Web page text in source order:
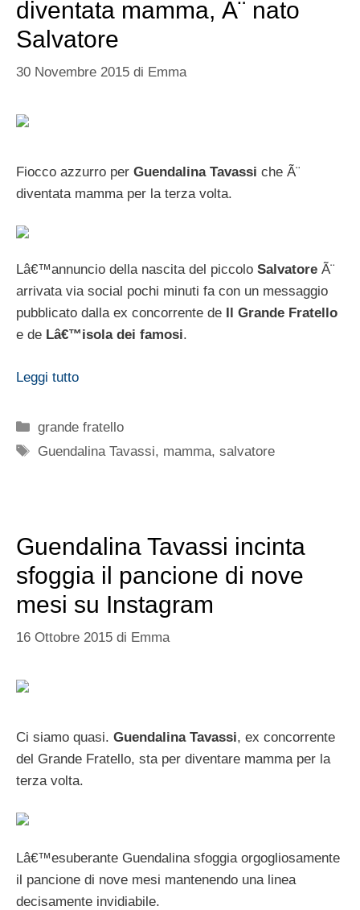
diventata mamma, Ã¨ nato
Salvatore
30 Novembre 2015 di Emma
Fiocco azzurro per Guendalina Tavassi che Ã¨
diventata mamma per la terza volta.
Lâ€™annuncio della nascita del piccolo Salvatore Ã¨
arrivata via social pochi minuti fa con un messaggio
pubblicato dalla ex concorrente de Il Grande Fratello
e de Lâ€™isola dei famosi.
Leggi tutto
Categorie
grande fratello
Tag
Guendalina Tavassi, mamma,salvatore
Guendalina Tavassi incinta
sfoggia il pancione di nove
mesi su Instagram
16 Ottobre 2015 di Emma
Ci siamo quasi. Guendalina Tavassi, ex concorrente
del Grande Fratello, sta per diventare mamma per la
terza volta.
Lâ€™esuberante Guendalina sfoggia orgogliosamente
il pancione di nove mesi mantenendo una linea
decisamente invidiabile.